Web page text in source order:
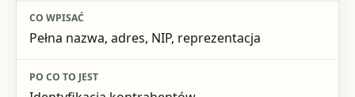
Co wpisać
Ryzyko przy braku zapisu
Pełna nazwa, adres, NIP, reprezentacja